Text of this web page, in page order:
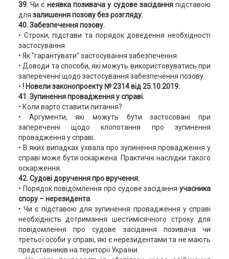
39.Чи є неявка позивача у судове засіданняпідставою
для залишення позову без розгляду.
40. Забезпечення позову.
• Строки, підстави та порядок доведення необхідності
застосування.
• Як "гарантувати" застосування забезпечення.
• Доводи та способи, які можуть використовуватись при
запереченні щодо застосування забезпечення позову.
• ! Новели законопроекту № 2314 від 25.10.2019.
41. Зупинення провадження у справі.
• Коли варто ставити питання?
• Аргументи, які можуть бути застосовані при
запереченні щодо клопотання про зупинення
провадження у справі.
• В яких випадках ухвала про зупинення провадження у
справі може бути оскаржена. Практичні наслідки такого
оскарження.
42. Судові доручення про вручення.
• Порядок повідомлення про судове засіданняучасника
спору –нерезидента.
• Чи є підставою для зупинення провадження у справі
необхідність дотримання шестимісячного строку для
повідомлення про судове засідання позивача чи
третьої особи у справі, які є нерезидентами та не мають
представників на території України.